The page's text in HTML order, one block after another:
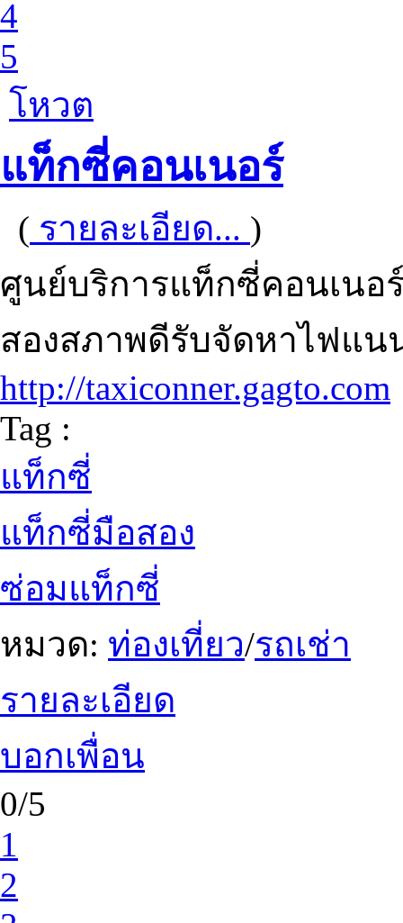
4
5
โหวต
แท็กซี่คอนเนอร์
( รายละเอียด... )
ศูนย์บริการแท็กซี่คอนเนอ
สองสภาพดีรับจัดหาไฟแ
http://taxiconner.gagto.com
Tag :
แท็กซี่
แท็กซี่มือสอง
ซ่อมแท็กซี่
หมวด: ท่องเที่ยว/รถเช่า
รายละเอียด
บอกเพื่อน
0/5
1
2